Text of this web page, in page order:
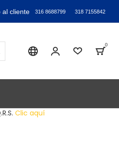
al cliente 316 8688799 318 7155842
Sika industry
Mi Cuenta
Lista de
0
Clic aquí